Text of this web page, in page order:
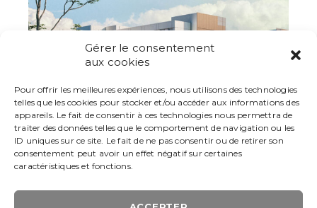
Gérer le consentement
aux cookies
Pour offrir les meilleures expériences, nous utilisons des technologies
telles que les cookies pour stocker et/ou accéder aux informations des
appareils. Le fait de consentir à ces technologies nous permettra de
traiter des données telles que le comportement de navigation ou les
ID uniques sur ce site. Le fait de ne pas consentir ou de retirer son
consentement peut avoir un effet négatif sur certaines
caractéristiques et fonctions.